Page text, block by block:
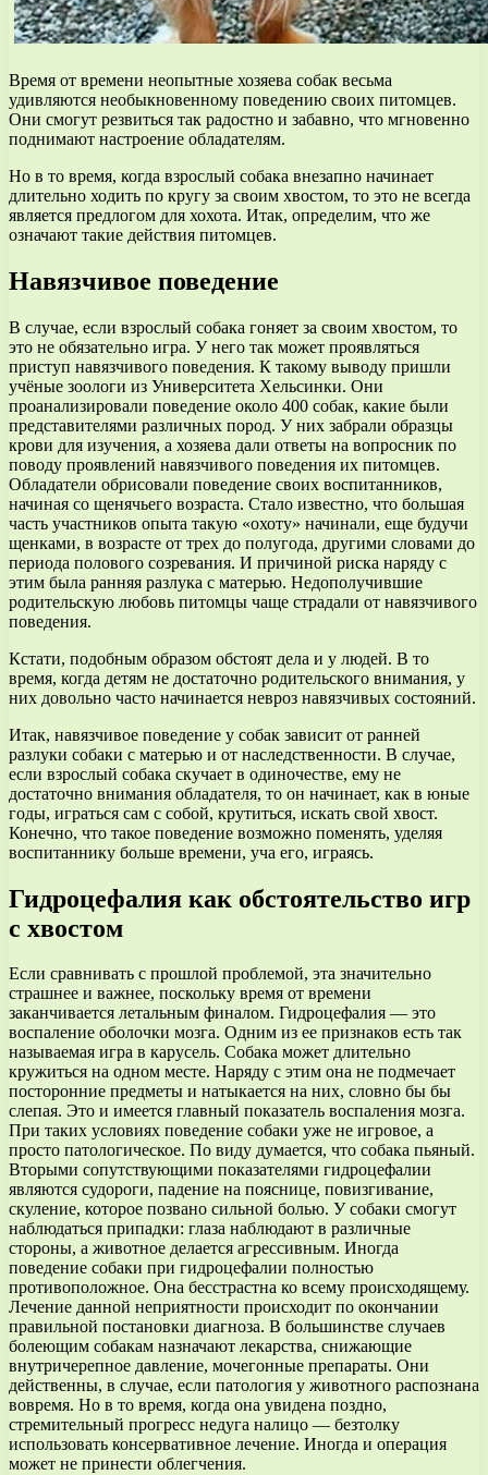
Время от времени неопытные хозяева собак весьма
удивляются необыкновенному поведению своих питомцев.
Они смогут резвиться так радостно и забавно, что мгновенно
поднимают настроение обладателям.
Но в то время, когда взрослый собака внезапно начинает
длительно ходить по кругу за своим хвостом, то это не всегда
является предлогом для хохота. Итак, определим, что же
означают такие действия питомцев.
Навязчивое поведение
В случае, если взрослый собака гоняет за своим хвостом, то
это не обязательно игра. У него так может проявляться
приступ навязчивого поведения. К такому выводу пришли
учёные зоологи из Университета Хельсинки. Они
проанализировали поведение около 400 собак, какие были
представителями различных пород. У них забрали образцы
крови для изучения, а хозяева дали ответы на вопросник по
поводу проявлений навязчивого поведения их питомцев.
Обладатели обрисовали поведение своих воспитанников,
начиная со щенячьего возраста. Стало известно, что большая
часть участников опыта такую «охоту» начинали, еще будучи
щенками, в возрасте от трех до полугода, другими словами до
периода полового созревания. И причиной риска наряду с
этим была ранняя разлука с матерью. Недополучившие
родительскую любовь питомцы чаще страдали от навязчивого
поведения.
Кстати, подобным образом обстоят дела и у людей. В то
время, когда детям не достаточно родительского внимания, у
них довольно часто начинается невроз навязчивых состояний.
Итак, навязчивое поведение у собак зависит от ранней
разлуки собаки с матерью и от наследственности. В случае,
если взрослый собака скучает в одиночестве, ему не
достаточно внимания обладателя, то он начинает, как в юные
годы, играться сам с собой, крутиться, искать свой хвост.
Конечно, что такое поведение возможно поменять, уделяя
воспитаннику больше времени, уча его, играясь.
Гидроцефалия как обстоятельство игр
с хвостом
Если сравнивать с прошлой проблемой, эта значительно
страшнее и важнее, поскольку время от времени
заканчивается летальным финалом. Гидроцефалия — это
воспаление оболочки мозга. Одним из ее признаков есть так
называемая игра в карусель. Собака может длительно
кружиться на одном месте. Наряду с этим она не подмечает
посторонние предметы и натыкается на них, словно бы бы
слепая. Это и имеется главный показатель воспаления мозга.
При таких условиях поведение собаки уже не игровое, а
просто патологическое. По виду думается, что собака пьяный.
Вторыми сопутствующими показателями гидроцефалии
являются судороги, падение на пояснице, повизгивание,
скуление, которое позвано сильной болью. У собаки смогут
наблюдаться припадки: глаза наблюдают в различные
стороны, а животное делается агрессивным. Иногда
поведение собаки при гидроцефалии полностью
противоположное. Она бесстрастна ко всему происходящему.
Лечение данной неприятности происходит по окончании
правильной постановки диагноза. В большинстве случаев
болеющим собакам назначают лекарства, снижающие
внутричерепное давление, мочегонные препараты. Они
действенны, в случае, если патология у животного распознана
вовремя. Но в то время, когда она увидена поздно,
стремительный прогресс недуга налицо — безтолку
использовать консервативное лечение. Иногда и операция
может не принести облегчения.